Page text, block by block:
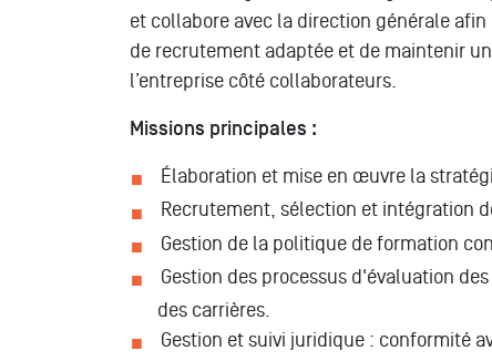
et collabore avec la direction générale
de recrutement adaptée et de maintenir
l’entreprise côté collaborateurs.
Missions principales :
Élaboration et mise en œuvre la
Recrutement, sélection et intégration
Gestion de la politique de formation
Gestion des processus d'évaluation
des carrières.
Gestion et suivi juridique : conformité